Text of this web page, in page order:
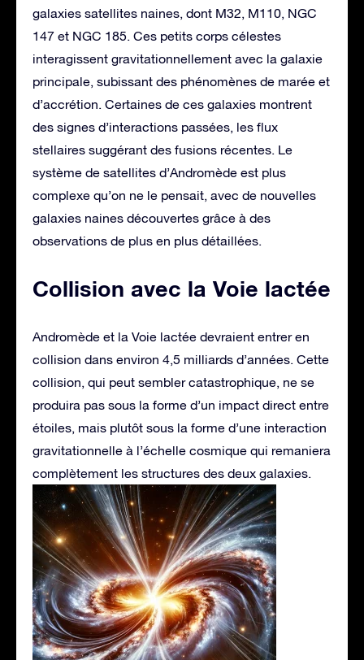
galaxies satellites naines, dont M32, M110, NGC
147 et NGC 185. Ces petits corps célestes
interagissent gravitationnellement avec la galaxie
principale, subissant des phénomènes de marée et
d’accrétion. Certaines de ces galaxies montrent
des signes d’interactions passées, les flux
stellaires suggérant des fusions récentes. Le
système de satellites d’Andromède est plus
complexe qu’on ne le pensait, avec de nouvelles
galaxies naines découvertes grâce à des
observations de plus en plus détaillées.
Collision avec la Voie lactée
Andromède et la Voie lactée devraient entrer en
collision dans environ 4,5 milliards d’années. Cette
collision, qui peut sembler catastrophique, ne se
produira pas sous la forme d’un impact direct entre
étoiles, mais plutôt sous la forme d’une interaction
gravitationnelle à l’échelle cosmique qui remaniera
complètement les structures des deux galaxies.